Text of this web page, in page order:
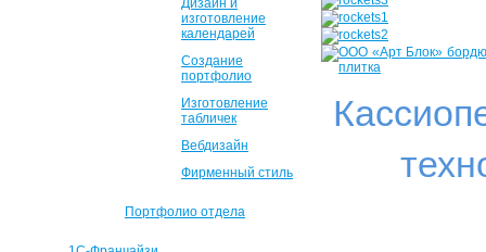
Дизайн и
изготовление
календарей
Создание
портфолио
Изготовление
табличек
Вебдизайн
Фирменный стиль
Портфолио отдела